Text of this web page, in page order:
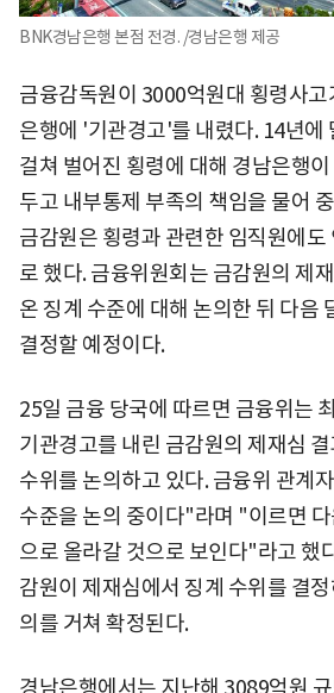
BNK경남은행 본점 전경. /경남은행 제공
금융감독원이 3000억원대 횡령사
은행에 '기관경고'를 내렸다. 14년에
걸쳐 벌어진 횡령에 대해 경남은행
두고 내부통제 부족의 책임을 물어
금감원은 횡령과 관련한 임직원에도
로 했다. 금융위원회는 금감원의 제
온 징계 수준에 대해 논의한 뒤 다음
결정할 예정이다.
25일 금융 당국에 따르면 금융위는
기관경고를 내린 금감원의 제재심
수위를 논의하고 있다. 금융위 관계
수준을 논의 중이다"라며 "이르면
으로 올라갈 것으로 보인다"라고 했
감원이 제재심에서 징계 수위를 결
의를 거쳐 확정된다.